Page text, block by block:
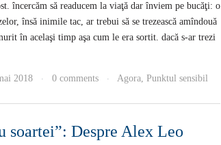
încercăm să readucem la viaţă dar înviem pe bucăţi: o
însă inimile tac, ar trebui să se trezească amîndouă
în acelaşi timp aşa cum le era sortit. dacă s-ar trezi
2018 · 0 comments · Agora, Punktul sensibil
soartei”: Despre Alex Leo